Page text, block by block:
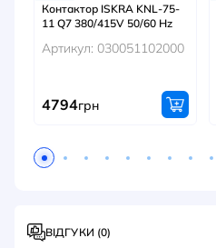
Контактор ISKRA KNL-75-
11 Q7 380/415V 50/60 Hz
Артикул: 030051102000
4794грн
ВІДГУКИ (0)